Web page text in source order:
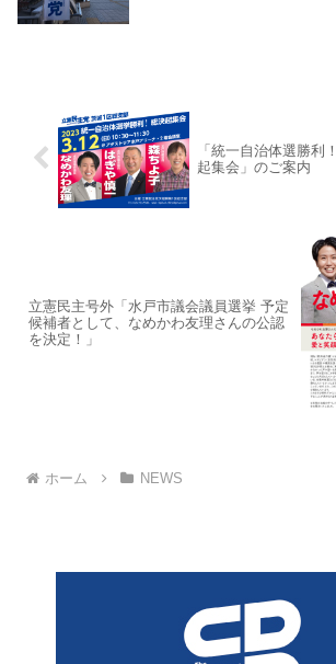
「統一自治体選勝利
起集会」のご案内
立憲民主号外「水戸市議会議員選挙 予定
候補者として、なめかわ友理さんの公認
を決定！」
ホーム NEWS